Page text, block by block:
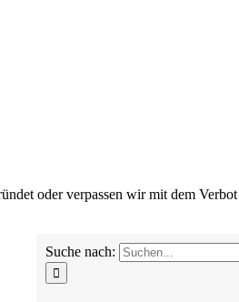
oder verpassen wir mit dem
Suche nach: